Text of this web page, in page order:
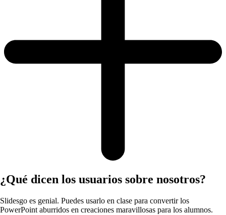
¿Qué dicen los usuarios sobre nosotros?
Slidesgo es genial. Puedes usarlo en clase para convertir los
PowerPoint aburridos en creaciones maravillosas para los alumnos.